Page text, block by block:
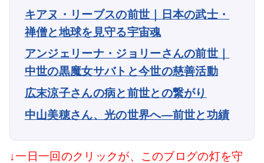
キアヌ・リーブスの前世｜日本の武士・
禅僧と地球を見守る宇宙魂
アンジェリーナ・ジョリーさんの前世｜
中世の黒魔女サバトと今世の慈善活動
広末涼子さんの病と前世との繋がり
中山美穂さん、光の世界へ―前世と功績
↓一日一回のクリックが、このブログの灯を守